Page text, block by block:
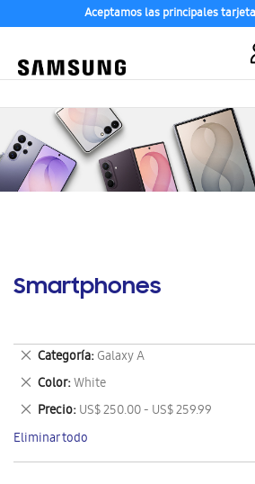
Aceptamos las principales
Smartphones
Categoría Galaxy A
Eliminar
este
artículo
Color White
Eliminar
este
artículo
Precio US$ 250.00 - US$ 259.99
Eliminar
este
artículo
Eliminar todo